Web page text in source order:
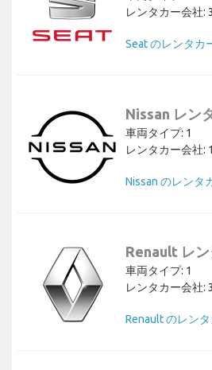
レンタカー会社: 3
Seat のレンタカ
Nissan レン
車両タイプ: 1
レンタカー会社: 1
Nissan のレンタ
Renault レ
車両タイプ: 1
レンタカー会社: 3
Renault のレン